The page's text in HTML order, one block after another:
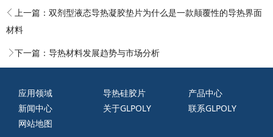
上一篇： 双剂型液态导热凝胶垫片为什么是一款颠覆性的导热界面
材料
下一篇： 导热材料发展趋势与市场分析
应用领域 导热硅胶片
产品中心
新闻中心
关于GLPOLY
联系GLPOLY
网站地图